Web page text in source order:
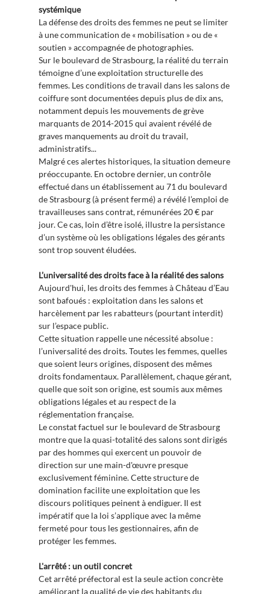
systémique
La défense des droits des femmes ne peut se limiter
à une communication de « mobilisation » ou de «
soutien » accompagnée de photographies.
Sur le boulevard de Strasbourg, la réalité du terrain
témoigne d’une exploitation structurelle des
femmes. Les conditions de travail dans les salons de
coiffure sont documentées depuis plus de dix ans,
notamment depuis les mouvements de grève
marquants de 2014-2015 qui avaient révélé de
graves manquements au droit du travail,
administratifs...
Malgré ces alertes historiques, la situation demeure
préoccupante. En octobre dernier, un contrôle
effectué dans un établissement au 71 du boulevard
de Strasbourg (à présent fermé) a révélé l’emploi de
travailleuses sans contrat, rémunérées 20 € par
jour. Ce cas, loin d’être isolé, illustre la persistance
d’un système où les obligations légales des gérants
sont trop souvent éludées.
L’universalité des droits face à la réalité des salons
Aujourd'hui, les droits des femmes à Château d’Eau
sont bafoués : exploitation dans les salons et
harcèlement par les rabatteurs (pourtant interdit)
sur l’espace public.
Cette situation rappelle une nécessité absolue :
l’universalité des droits. Toutes les femmes, quelles
que soient leurs origines, disposent des mêmes
droits fondamentaux. Parallèlement, chaque gérant,
quelle que soit son origine, est soumis aux mêmes
obligations légales et au respect de la
réglementation française.
Le constat factuel sur le boulevard de Strasbourg
montre que la quasi-totalité des salons sont dirigés
par des hommes qui exercent un pouvoir de
direction sur une main-d'œuvre presque
exclusivement féminine. Cette structure de
domination facilite une exploitation que les
discours politiques peinent à endiguer. Il est
impératif que la loi s’applique avec la même
fermeté pour tous les gestionnaires, afin de
protéger les femmes.
L'arrêté : un outil concret
Cet arrêté préfectoral est la seule action concrète
améliorant la qualité de vie des habitants du